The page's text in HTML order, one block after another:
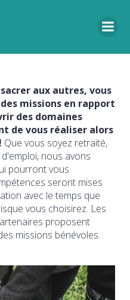
aux autres, vous
missions en rapport
des domaines
de vous réaliser alors
Que vous soyez retraité,
nous avons
pourront vous
seront mises
avec le temps que
vous choisirez. Les
proposent
missions bénévoles.